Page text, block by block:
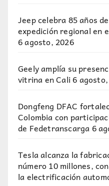
Jeep celebra 85 años
expedición regional en
6 agosto, 2026
Geely amplía su
vitrina en Cali 6
Dongfeng DFAC
Colombia con
de Fedetranscarga6
Tesla alcanza la
número 10 millones,
la electrificación